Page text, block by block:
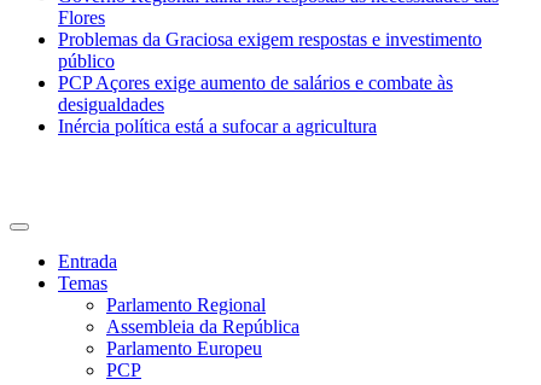
Flores
Problemas da Graciosa exigem respostas e investimento
público
PCP Açores exige aumento de salários e combate às
desigualdades
Inércia política está a sufocar a agricultura
Entrada
Temas
Parlamento Regional
Assembleia da República
Parlamento Europeu
PCP